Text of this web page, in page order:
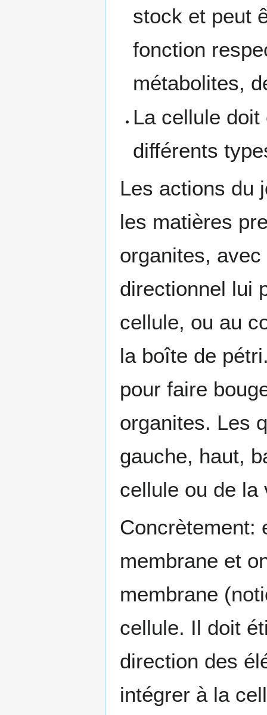
stock et peut
fonction
métabolites,
La cellule
différents
Les actions du
les matières
organites,
directionnel lui
cellule, ou au
la boîte de
pour faire
organites. Les
gauche, haut,
cellule ou de la
Concrètement:
membrane et
membrane
cellule. Il doit
direction des
intégrer à la